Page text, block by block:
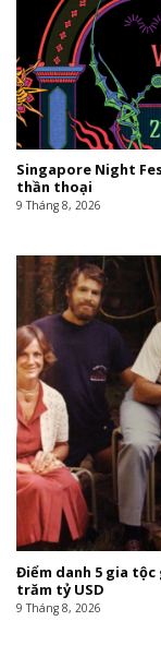
Singapore Night
thần thoại
9 Tháng 8, 2026
Điểm danh 5 gia
trăm tỷ USD
9 Tháng 8, 2026